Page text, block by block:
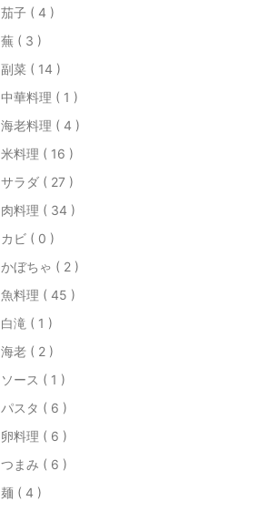
茄子 ( 4 )
蕪 ( 3 )
副菜 ( 14 )
中華料理 ( 1 )
海老料理 ( 4 )
米料理 ( 16 )
サラダ ( 27 )
肉料理 ( 34 )
カビ ( 0 )
かぼちゃ ( 2 )
魚料理 ( 45 )
白滝 ( 1 )
海老 ( 2 )
ソース ( 1 )
パスタ ( 6 )
卵料理 ( 6 )
つまみ ( 6 )
麺 ( 4 )